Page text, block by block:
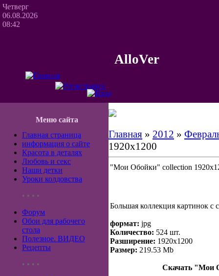
Четверг
06.08.2026
08:42
AlloVer
Меню сайта
Главная страница
информация о сайте
Красота в деталях
Любовь и секс
Наши детки
Уроки колдовства
• • • •
Форум
Обои для рабочего
стола
Полезное. ВИДЕО
Рецепты
• • • •
Главная » 2012 »
1920x1200
"Мои Обойки" collection
Большая коллекция картинок с
формат: jpg
Количество: 524 шт.
Разширение: 1920x1200
Размер: 219.53 Mb
Скачать "Мои